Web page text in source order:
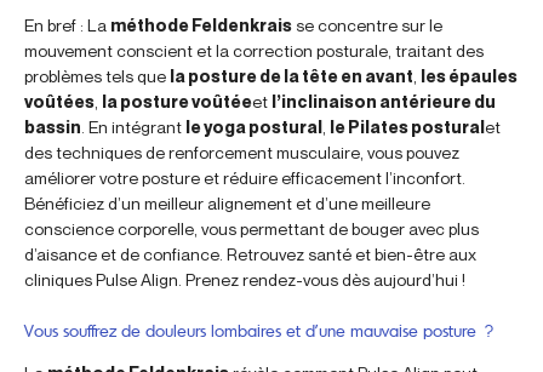
En bref : La méthode Feldenkrais se concentre sur le
mouvement conscient et la correction posturale, traitant des
problèmes tels que la posture de la tête en avant les épaules
voûtées la posture voûtéeet l’inclinaison antérieure du
bassin . En intégrant le yoga postural le Pilates posturalet
des techniques de renforcement musculaire, vous pouvez
améliorer votre posture et réduire efficacement l’inconfort.
Bénéficiez d’un meilleur alignement et d’une meilleure
conscience corporelle, vous permettant de bouger avec plus
d’aisance et de confiance. Retrouvez santé et bien-être aux
cliniques Pulse Align. Prenez rendez-vous dès aujourd’hui !
Vous souffrez de douleurs lombaires et d’une mauvaise posture ?